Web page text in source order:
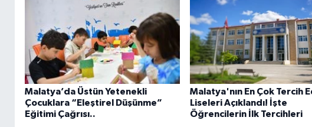
Malatya’da Üstün Yetenekli
Çocuklara “Eleştirel Düşünme”
Eğitimi Çağrısı..
Malatya'nın En Çok Tercih
Liseleri Açıklandı! İşte
Öğrencilerin İlk Tercihleri